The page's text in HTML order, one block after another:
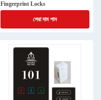
Fingerprint Locks
সেরা দাম পান